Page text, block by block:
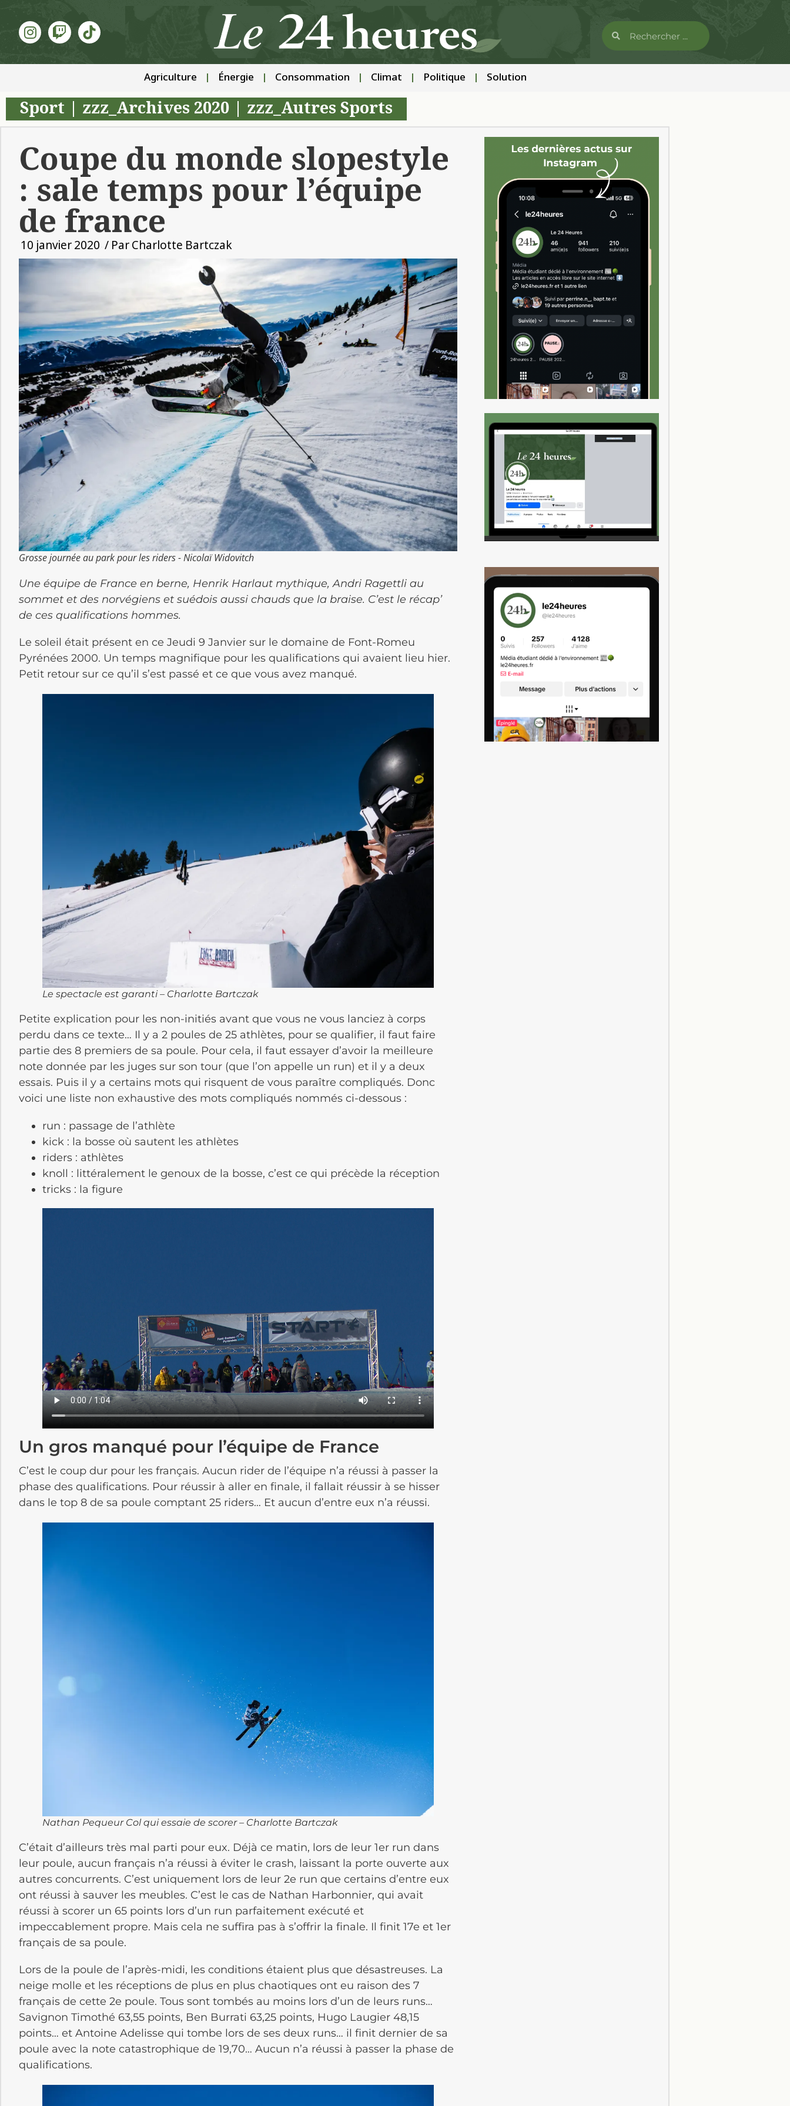
Agriculture Énergie Consommation Climat Politique Solution
Sport zzz_Archives 2020 zzz_Autres Sports
Coupe du monde slopestyle
: sale temps pour l’équipe
de france
10 janvier 2020 / ParCharlotte Bartczak
Grosse journée au park pour les riders - Nicolaï Widovitch
Une équipe de France en berne, Henrik Harlaut mythique, Andri Ragettli au
sommet et des norvégiens et suédois aussi chauds que la braise. C’est le récap’
de ces qualifications hommes.
Le soleil était présent en ce Jeudi 9 Janvier sur le domaine de Font-Romeu
Pyrénées 2000. Un temps magnifique pour les qualifications qui avaient lieu hier.
Petit retour sur ce qu’il s’est passé et ce que vous avez manqué.
Le spectacle est garanti – Charlotte Bartczak
Petite explication pour les non-initiés avant que vous ne vous lanciez à corps
perdu dans ce texte… Il y a 2 poules de 25 athlètes, pour se qualifier, il faut faire
partie des 8 premiers de sa poule. Pour cela, il faut essayer d’avoir la meilleure
note donnée par les juges sur son tour (que l’on appelle un run) et il y a deux
essais. Puis il y a certains mots qui risquent de vous paraître compliqués. Donc
voici une liste non exhaustive des mots compliqués nommés ci-dessous :
run : passage de l’athlète
kick : la bosse où sautent les athlètes
riders : athlètes
knoll : littéralement le genoux de la bosse, c’est ce qui précède la réception
tricks : la figure
Un gros manqué pour l’équipe de France
C’est le coup dur pour les français. Aucun rider de l’équipe n’a réussi à passer la
phase des qualifications. Pour réussir à aller en finale, il fallait réussir à se hisser
dans le top 8 de sa poule comptant 25 riders… Et aucun d’entre eux n’a réussi.
Nathan Pequeur Col qui essaie de scorer – Charlotte Bartczak
C’était d’ailleurs très mal parti pour eux. Déjà ce matin, lors de leur 1er run dans
leur poule, aucun français n’a réussi à éviter le crash, laissant la porte ouverte aux
autres concurrents. C’est uniquement lors de leur 2e run que certains d’entre eux
ont réussi à sauver les meubles. C’est le cas de Nathan Harbonnier, qui avait
réussi à scorer un 65 points lors d’un run parfaitement exécuté et
impeccablement propre. Mais cela ne suffira pas à s’offrir la finale. Il finit 17e et 1er
français de sa poule.
Lors de la poule de l’après-midi, les conditions étaient plus que désastreuses. La
neige molle et les réceptions de plus en plus chaotiques ont eu raison des 7
français de cette 2e poule. Tous sont tombés au moins lors d’un de leurs runs…
Savignon Timothé 63,55 points, Ben Burrati 63,25 points, Hugo Laugier 48,15
points… et Antoine Adelisse qui tombe lors de ses deux runs… il finit dernier de sa
poule avec la note catastrophique de 19,70… Aucun n’a réussi à passer la phase de
qualifications.